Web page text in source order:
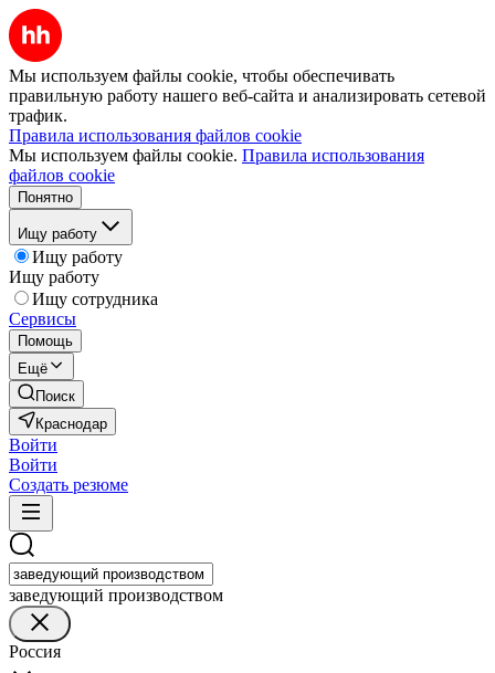
Мы используем файлы cookie, чтобы обеспечивать
правильную работу нашего веб-сайта и анализировать сетевой
трафик.
Правила использования файлов cookie
Мы используем файлы cookie. Правила использования
файлов cookie
Понятно
Ищу работу
Ищу работу
Ищу работу
Ищу сотрудника
Сервисы
Помощь
Ещё
Поиск
Краснодар
Войти
Войти
Создать резюме
заведующий производством
Россия